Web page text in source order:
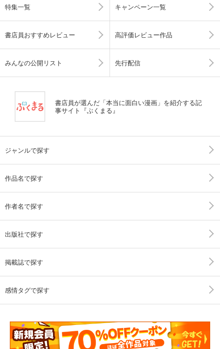
特集一覧 キャンペーン一覧
書店員おすすめレビュー 高評価レビュー作品
みんなの公開リスト 先行配信
書店員が選んだ「本当に面白い漫画」を紹介する記
事サイト『ぶくまる』
ジャンルで探す
作品名で探す
作者名で探す
出版社で探す
掲載誌で探す
感情タグで探す